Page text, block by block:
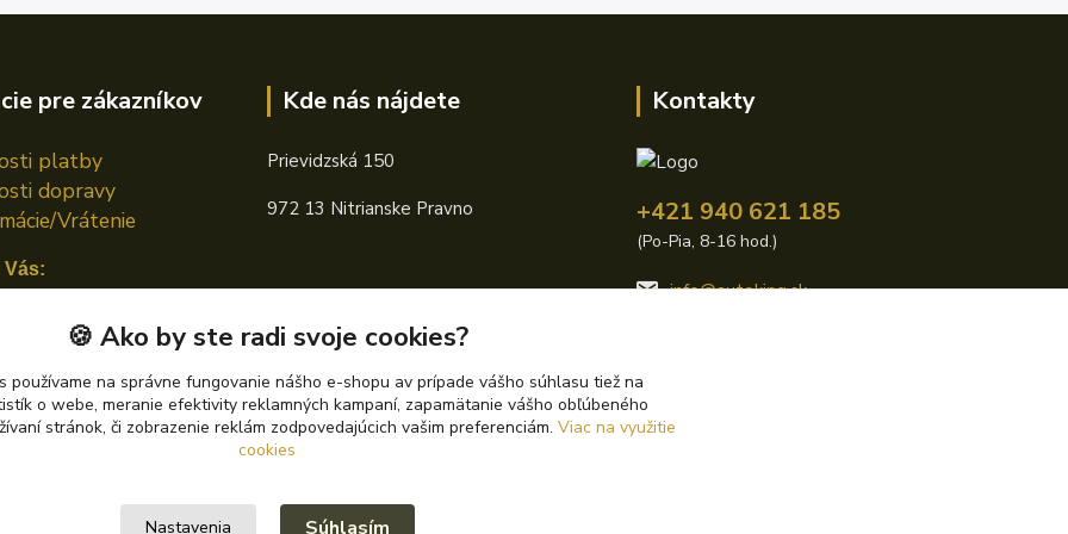
pre zákazníkov
platby
dopravy
Vrátenie
Vás:
Kde nás nájdete
Prievidzská 150
972 13 Nitrianske Pravno
Kontakty
+421 940 621 185
(Po-Pia, 8-16 hod.)
info@autoking.sk
🍪 Ako by ste radi svoje cookies?
používame na správne fungovanie nášho e-shopu av prípade vášho súhlasu tiež na
o webe, meranie efektivity reklamných kampaní, zapamätanie vášho obľúbeného
stránok, či zobrazenie reklám zodpovedajúcich vašim preferenciám. Viac na využitie
cookies
Nastavenia Súhlasím